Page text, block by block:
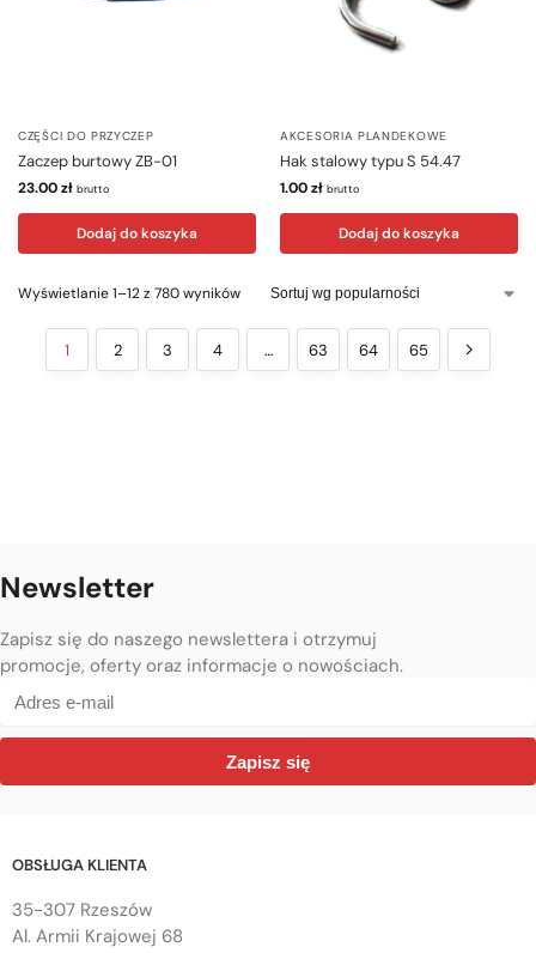
CZĘŚCI DO PRZYCZEP
Zaczep burtowy ZB-01
23.00zł brutto
Dodaj do koszyka
AKCESORIA PLANDEKOWE
Hak stalowy typu S 54.47
1.00zł brutto
Dodaj do koszyka
Wyświetlanie 1–12 z 780 wyników
1 2 3 4 … 63 64 65
Newsletter
Zapisz się do naszego newslettera i otrzymuj
promocje, oferty oraz informacje o nowościach.
Zapisz się
OBSŁUGA KLIENTA
35-307 Rzeszów
Al. Armii Krajowej 68